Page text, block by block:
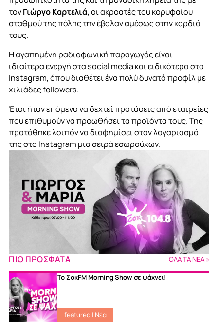
τονΓιώργο Καρτελιά, οι ακροατές του κορυφαίου
σταθμού της πόλης την έβαλαν αμέσως στην καρδιά
τους.
Η αγαπημένη ραδιοφωνική παραγωγός είναι
ιδιαίτερα ενεργή στα social media και ειδικότερα στο
Instagram, όπου διαθέτει ένα πολύ δυνατό προφίλ με
χιλιάδες followers.
Έτσι ήταν επόμενο να δεχτεί προτάσεις από εταιρείες
που επιθυμούν να προωθήσει τα προϊόντα τους. Της
προτάθηκε λοιπόν να διαφημίσει στον λογαριασμό
της στο Instagram μια σειρά εσωρούχων.
ΠΙΟ ΠΡΟΣΦΑΤΑ ΟΛΑ ΤΑ ΝΕΑ »
Το ΣοκFM Morning Show σε ψάχνει!
featured | Νέα